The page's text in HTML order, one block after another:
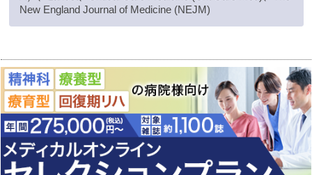
New England Journal of Medicine (NEJM)